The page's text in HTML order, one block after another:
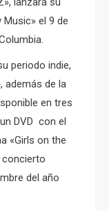
el 9 de
periodo indie,
además de la
en tres
DVD con el
«Girls on the
concierto
del año